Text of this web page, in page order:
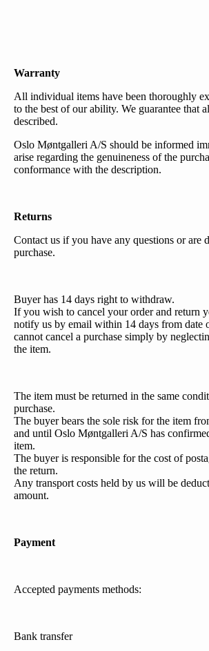
Warranty
All individual items have been thoroughly
to the best of our ability. We guarantee that
described.
Oslo Møntgalleri A/S should be informed
arise regarding the genuineness of the
conformance with the description.
Returns
Contact us if you have any questions or are
purchase.
Buyer has 14 days right to withdraw.
If you wish to cancel your order and return
notify us by email within 14 days from date
cannot cancel a purchase simply by
the item.
The item must be returned in the same
purchase.
The buyer bears the sole risk for the item
and until Oslo Møntgalleri A/S has
item.
The buyer is responsible for the cost of
the return.
Any transport costs held by us will be
amount.
Payment
Accepted payments methods:
Bank transfer